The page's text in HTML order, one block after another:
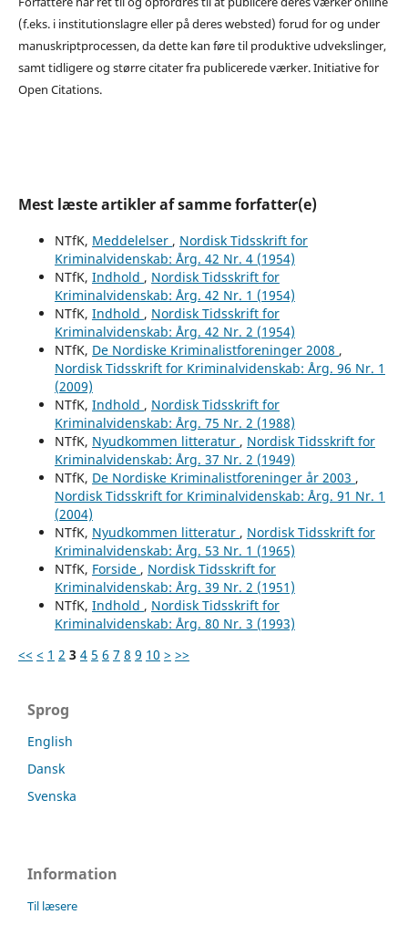
(f.eks. i institutionslagre eller på deres websted) forud for og under
manuskriptprocessen, da dette kan føre til produktive udvekslinger,
samt tidligere og større citater fra publicerede værker. Initiative for
Open Citations.
Mest læste artikler af samme forfatter(e)
NTfK, Meddelelser , Nordisk Tidsskrift for
Kriminalvidenskab: Årg. 42 Nr. 4 (1954)
NTfK, Indhold , Nordisk Tidsskrift for
Kriminalvidenskab: Årg. 42 Nr. 1 (1954)
NTfK, Indhold , Nordisk Tidsskrift for
Kriminalvidenskab: Årg. 42 Nr. 2 (1954)
NTfK, De Nordiske Kriminalistforeninger 2008 ,
Nordisk Tidsskrift for Kriminalvidenskab: Årg. 96 Nr. 1
(2009)
NTfK, Indhold , Nordisk Tidsskrift for
Kriminalvidenskab: Årg. 75 Nr. 2 (1988)
NTfK, Nyudkommen litteratur , Nordisk Tidsskrift for
Kriminalvidenskab: Årg. 37 Nr. 2 (1949)
NTfK, De Nordiske Kriminalistforeninger år 2003 ,
Nordisk Tidsskrift for Kriminalvidenskab: Årg. 91 Nr. 1
(2004)
NTfK, Nyudkommen litteratur , Nordisk Tidsskrift for
Kriminalvidenskab: Årg. 53 Nr. 1 (1965)
NTfK, Forside , Nordisk Tidsskrift for
Kriminalvidenskab: Årg. 39 Nr. 2 (1951)
NTfK, Indhold , Nordisk Tidsskrift for
Kriminalvidenskab: Årg. 80 Nr. 3 (1993)
<< < 1 2 3 4 5 6 7 8 9 10 > >>
Sprog
English
Dansk
Svenska
Information
Til læsere